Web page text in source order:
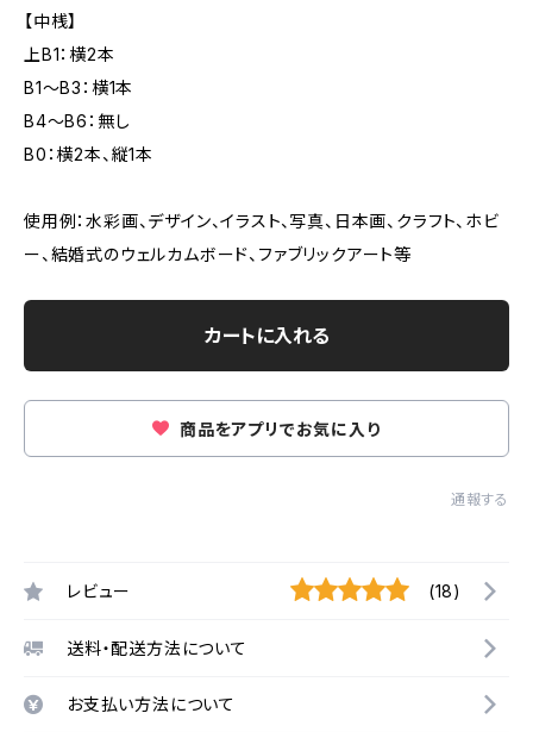
【中桟】
上B1：横2本
B1～B3：横1本
B4～B6：無し
B0：横2本、縦1本
使用例：水彩画、デザイン、イラスト、写真、日本画、クラフト、ホビ
ー、結婚式のウェルカムボード、ファブリックアート等
カートに入れる
商品をアプリでお気に入り
通報する
レビュー (18)
送料・配送方法について
お支払い方法について